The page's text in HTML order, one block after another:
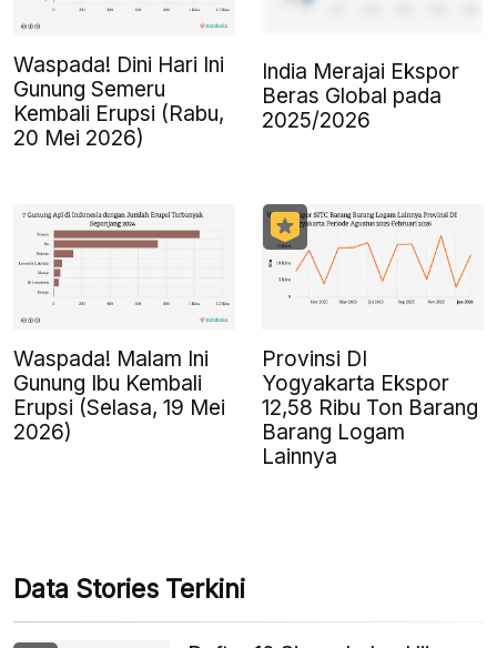
Waspada! Dini Hari Ini
Gunung Semeru
Kembali Erupsi (Rabu,
20 Mei 2026)
India Merajai Ekspor
Beras Global pada
2025/2026
Waspada! Malam Ini
Gunung Ibu Kembali
Erupsi (Selasa, 19 Mei
2026)
Provinsi DI
Yogyakarta Ekspor
12,58 Ribu Ton Barang
Barang Logam
Lainnya
Data Stories Terkini